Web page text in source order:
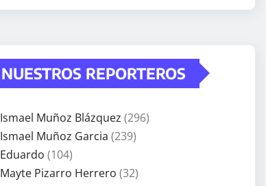
NUESTROS REPORTEROS
Ismael Muñoz Blázquez (296)
Ismael Muñoz Garcia (239)
Eduardo (104)
Mayte Pizarro Herrero (32)